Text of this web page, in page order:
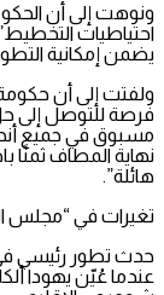
ونوهت إلى أن
احتياطيات
يضمن إمكانية
ولفتت إلى أن
فرصة للتوصل إلى
مسبوق في جميع
نهاية المطاف ثمنًا
هائلة”.
تغيرات في “مجلس
عندما عُيّن يهودا